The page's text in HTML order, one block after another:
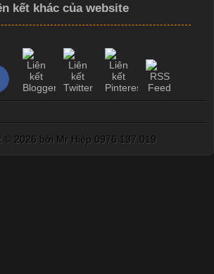
kết khác của website
© 2026 bởi Mr Hiệp 0976.137.019